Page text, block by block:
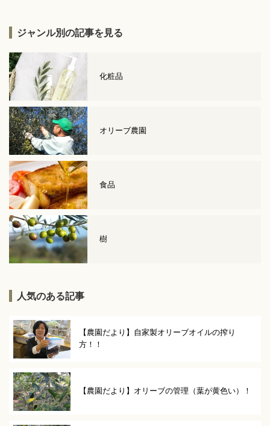
ジャンル別の記事を見る
化粧品
オリーブ農園
食品
樹
人気のある記事
【農園だより】自家製オリーブオイルの搾り
方！！
【農園だより】オリーブの管理（葉が黄色い）！